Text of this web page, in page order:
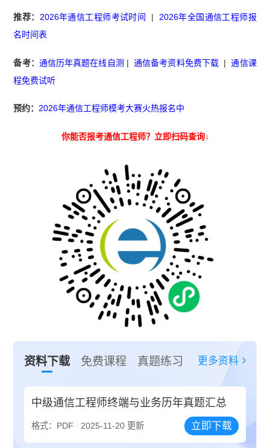
推荐： 2026年通信工程师考试时间 | 2026年全国通信工程师报
名时间表
备考： 通信历年真题在线自测 |通信备考资料免费下载 |通信课
程免费试听
预约：2026年通信工程师模考大赛火热报名中
你能否报考通信工程师？立即扫码查询↓
资料下载 免费课程 真题练习 更多资料
中级通信工程师终端与业务历年真题汇总
格式：PDF 2025-11-20 更新 立即下载